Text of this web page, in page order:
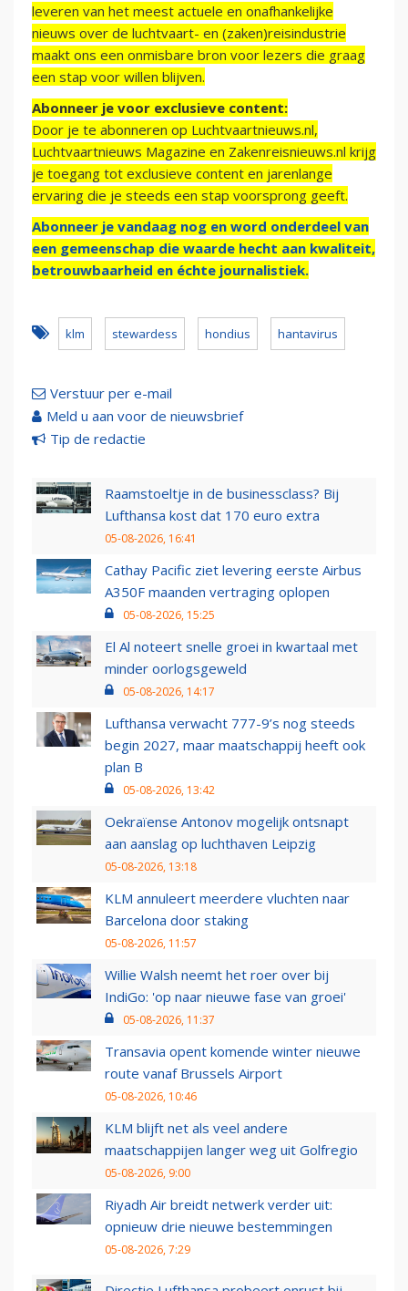
leveren van het meest actuele en onafhankelijke
nieuws over de luchtvaart- en (zaken)reisindustrie
maakt ons een onmisbare bron voor lezers die graag
een stap voor willen blijven.
Abonneer je voor exclusieve content:
Door je te abonneren op Luchtvaartnieuws.nl,
Luchtvaartnieuws Magazine en Zakenreisnieuws.nl krijg
je toegang tot exclusieve content en jarenlange
ervaring die je steeds een stap voorsprong geeft.
Abonneer je vandaag nog en word onderdeel van
een gemeenschap die waarde hecht aan kwaliteit,
betrouwbaarheid en échte journalistiek.
klm stewardess hondius hantavirus
Verstuur per e-mail
Meld u aan voor de nieuwsbrief
Tip de redactie
Raamstoeltje in de businessclass? Bij
Lufthansa kost dat 170 euro extra
05-08-2026, 16:41
Cathay Pacific ziet levering eerste Airbus
A350F maanden vertraging oplopen
05-08-2026, 15:25
El Al noteert snelle groei in kwartaal met
minder oorlogsgeweld
05-08-2026, 14:17
Lufthansa verwacht 777-9’s nog steeds
begin 2027, maar maatschappij heeft ook
plan B
05-08-2026, 13:42
Oekraïense Antonov mogelijk ontsnapt
aan aanslag op luchthaven Leipzig
05-08-2026, 13:18
KLM annuleert meerdere vluchten naar
Barcelona door staking
05-08-2026, 11:57
Willie Walsh neemt het roer over bij
IndiGo: 'op naar nieuwe fase van groei'
05-08-2026, 11:37
Transavia opent komende winter nieuwe
route vanaf Brussels Airport
05-08-2026, 10:46
KLM blijft net als veel andere
maatschappijen langer weg uit Golfregio
05-08-2026, 9:00
Riyadh Air breidt netwerk verder uit:
opnieuw drie nieuwe bestemmingen
05-08-2026, 7:29